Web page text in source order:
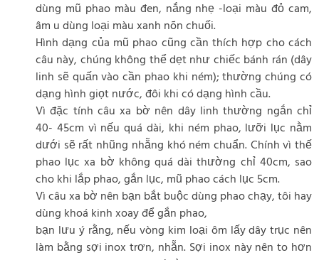
dùng mũ phao màu đen, nắng nhẹ -loại màu đỏ cam,
âm u dùng loại màu xanh nõn chuối.
Hình dạng của mũ phao cũng cần thích hợp cho cách
câu này, chúng không thể dẹt như chiếc bánh rán (dây
linh sẽ quấn vào cần phao khi ném); thường chúng có
dạng hình giọt nước, đôi khi có dạng hình cầu.
Vì đặc tính câu xa bờ nên dây linh thường ngắn chỉ
40- 45cm vì nếu quá dài, khi ném phao, lưỡi lục nằm
dưới sẽ rất nhũng nhẵng khó ném chuẩn. Chính vì thế
phao lục xa bờ không quá dài thường chỉ 40cm, sao
cho khi lắp phao, gắn lục, mũ phao cách lục 5cm.
Vì câu xa bờ nên bạn bắt buộc dùng phao chạy, tôi hay
dùng khoá kinh xoay để gắn phao,
bạn lưu ý rằng, nếu vòng kim loại ôm lấy dây trục nên
làm bằng sợi inox trơn, nhẵn. Sợi inox này nên to hơn